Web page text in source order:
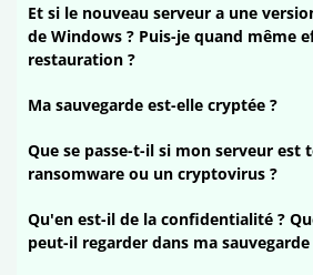
Et si le nouveau serveur a une
de Windows ? Puis-je quand même
restauration ?
Ma sauvegarde est-elle cryptée ?
Que se passe-t-il si mon serveur est
ransomware ou un cryptovirus ?
Qu'en est-il de la confidentialité ?
peut-il regarder dans ma sauvegarde